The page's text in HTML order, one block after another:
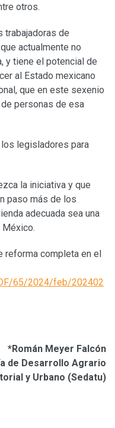
otros.
trabajadoras de
actualmente no
y tiene el potencial de
al Estado mexicano
que en este sexenio
personas de esa
legisladores para
la iniciativa y que
paso más de los
adecuada sea una
México.
reforma completa en el
65/2024/feb/202402
*Román Meyer Falcón
de Desarrollo Agrario
y Urbano (Sedatu)